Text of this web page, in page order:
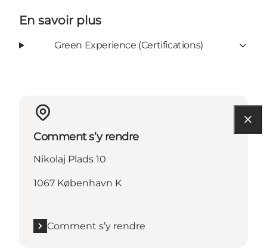
En savoir plus
Green Experience (Certifications)
Comment s’y rendre
Nikolaj Plads 10
1067 København K
Comment s’y rendre